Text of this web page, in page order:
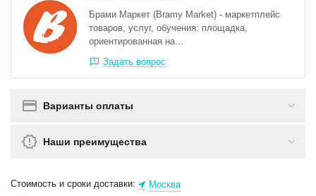
Брами Маркет (Bramy Market) - маркетплейс
товаров, услуг, обучения: площадка,
ориентированная на...
Задать вопрос
Варианты оплаты
Наши преимущества
Стоимость и сроки доставки: Москва